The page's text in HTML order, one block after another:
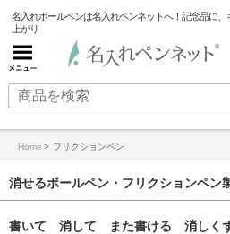
名入れボールペンは名入れペンネットへ！記念品に
上がり
Home > フリクションペン
消せるボールペン・フリクションペン
書いて 消して また書ける 消しくず